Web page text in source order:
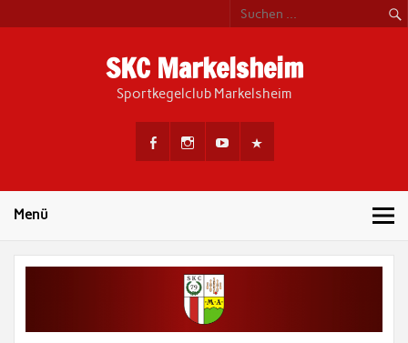
content
SKC Markelsheim
Sportkegelclub Markelsheim
Menü